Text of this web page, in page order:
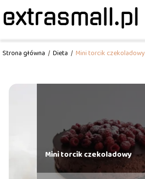
Strona główna / Dieta / Mini torcik czekoladowy
Mini torcik czekoladowy